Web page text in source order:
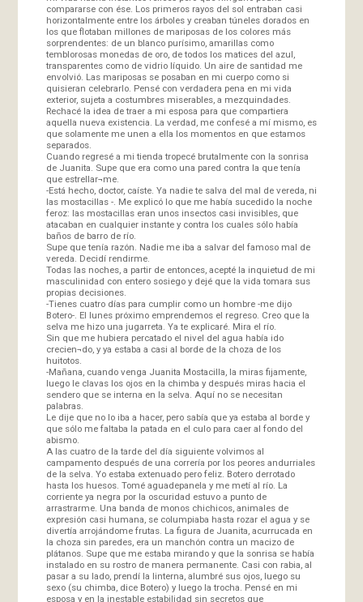
compararse con ése. Los primeros rayos del sol entraban casi
horizontalmente entre los árboles y creaban túneles dorados en
los que flotaban millones de mariposas de los colores más
sorprendentes: de un blanco purísimo, amarillas como
temblorosas monedas de oro, de todos los matices del azul,
transparentes como de vidrio líquido. Un aire de santidad me
envolvió. Las mariposas se posaban en mi cuerpo como si
quisieran celebrarlo. Pensé con verdadera pena en mi vida
exterior, sujeta a costumbres miserables, a mezquindades.
Rechacé la idea de traer a mi esposa para que compartiera
aquella nueva existencia. La verdad, me confesé a mí mismo, es
que solamente me unen a ella los momentos en que estamos
separados.
Cuando regresé a mi tienda tropecé brutalmente con la sonrisa
de Juanita. Supe que era como una pared contra la que tenía
que estrellar¬me.
-Está hecho, doctor, caíste. Ya nadie te salva del mal de vereda, ni
las mostacillas -. Me explicó lo que me había sucedido la noche
feroz: las mostacillas eran unos insectos casi invisibles, que
atacaban en cualquier instante y contra los cuales sólo había
baños de barro de río.
Supe que tenía razón. Nadie me iba a salvar del famoso mal de
vereda. Decidí rendirme.
Todas las noches, a partir de entonces, acepté la inquietud de mi
masculinidad con entero sosiego y dejé que la vida tomara sus
propias decisiones.
-Tienes cuatro días para cumplir como un hombre -me dijo
Botero-. El lunes próximo emprendemos el regreso. Creo que la
selva me hizo una jugarreta. Ya te explicaré. Mira el río.
Sin que me hubiera percatado el nivel del agua había ido
crecien¬do, y ya estaba a casi al borde de la choza de los
huitotos.
-Mañana, cuando venga Juanita Mostacilla, la miras fijamente,
luego le clavas los ojos en la chimba y después miras hacia el
sendero que se interna en la selva. Aquí no se necesitan
palabras.
Le dije que no lo iba a hacer, pero sabía que ya estaba al borde y
que sólo me faltaba la patada en el culo para caer al fondo del
abismo.
A las cuatro de la tarde del día siguiente volvimos al
campamento después de una correría por los peores andurriales
de la selva. Yo estaba extenuado pero feliz. Botero derrotado
hasta los huesos. Tomé aguadepanela y me metí al río. La
corriente ya negra por la oscuridad estuvo a punto de
arrastrarme. Una banda de monos chichicos, animales de
expresión casi humana, se columpiaba hasta rozar el agua y se
divertía arrojándome frutas. La figura de Juanita, acurrucada en
la choza sin paredes, era un manchón contra un macizo de
plátanos. Supe que me estaba mirando y que la sonrisa se había
instalado en su rostro de manera permanente. Casi con rabia, al
pasar a su lado, prendí la linterna, alumbré sus ojos, luego su
sexo (su chimba, dice Botero) y luego la trocha. Pensé en mi
esposa y en la inestable estabilidad sin secretos que